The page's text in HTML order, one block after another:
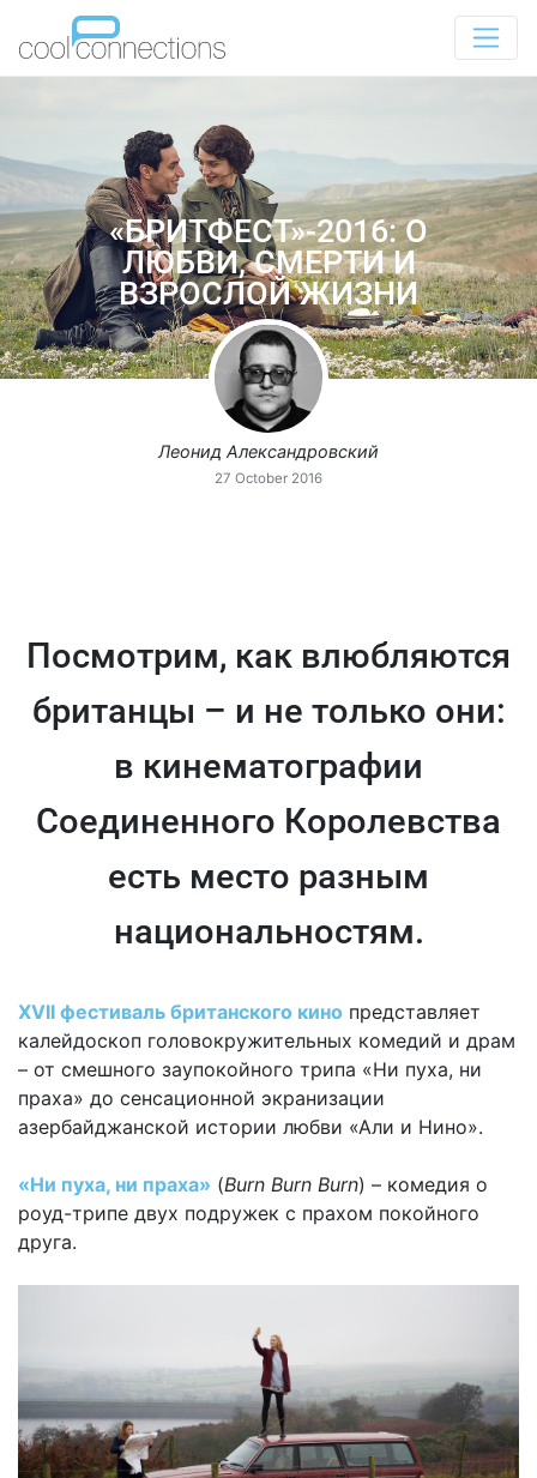
«БРИТФЕСТ»-2016: О
ЛЮБВИ, СМЕРТИ И
ВЗРОСЛОЙ ЖИЗНИ
Леонид Александровский
27 October 2016
Посмотрим, как влюбляются
британцы – и не только они:
в кинематографии
Соединенного Королевства
есть место разным
национальностям.
XVII фестиваль британского кино представляет
калейдоскоп головокружительных комедий и драм
– от смешного заупокойного трипа «Ни пуха, ни
праха» до сенсационной экранизации
азербайджанской истории любви «Али и Нино».
«Ни пуха, ни праха» (Burn Burn Burn) – комедия о
роуд-трипе двух подружек с прахом покойного
друга.